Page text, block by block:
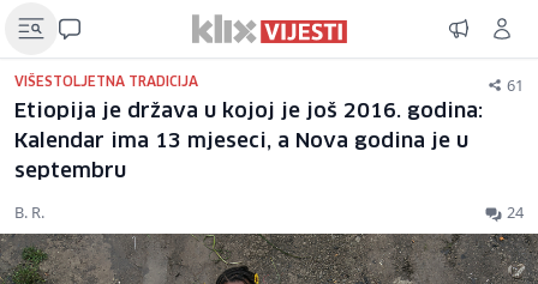
VIŠESTOLJETNA TRADICIJA 61
Etiopija je država u kojoj je još 2016. godina:
Kalendar ima 13 mjeseci, a Nova godina je u
septembru
B. R. 24